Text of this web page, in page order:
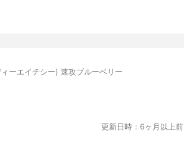
ィーエイチシー) 速攻ブルーベリー
更新日時：6ヶ月以上前